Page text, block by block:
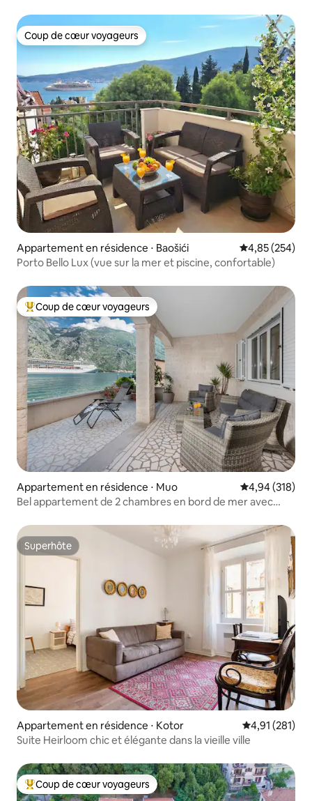
Coup de cœur voyageurs
Coup de cœur voyageurs
Appartement en résidence ⋅ Baošići Évaluation
4,85 (254)
Porto Bello Lux (vue sur la mer et piscine, confortable)
Coups de cœur voyageurs les plus appréciés
Coup de cœur voyageurs
Appartement en résidence ⋅ Muo Évaluation
4,94 (318)
Bel appartement de 2 chambres en bord de mer avec
Superhôte
Superhôte
Appartement en résidence ⋅ Kotor Évaluation
4,91 (281)
Suite Heirloom chic et élégante dans la vieille ville
Coups de cœur voyageurs les plus appréciés
Coup de cœur voyageurs